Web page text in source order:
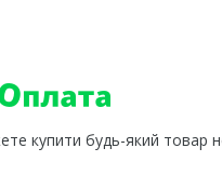
купити будь-який товар